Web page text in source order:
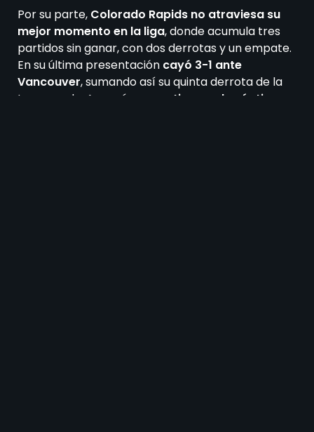
Por su parte, Colorado Rapids no atraviesa su
mejor momento en la liga, donde acumula tres
partidos sin ganar, con dos derrotas y un empate.
En su última presentación cayó 3-1 ante
Vancouver, sumando así su quinta derrota de la
temporada. Aun así,
se mantiene en la séptima